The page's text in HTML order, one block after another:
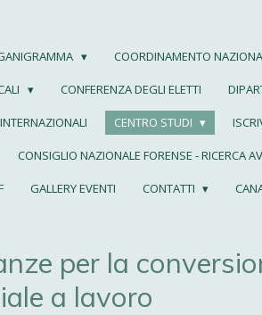
COORDINAMENTO
CONFERENZA DEGLI ELETTI
CENTRO STUDI
CONSIGLIO NAZIONALE FORENSE - RICERCA
GALLERY EVENTI CONTATTI
per la
a lavoro